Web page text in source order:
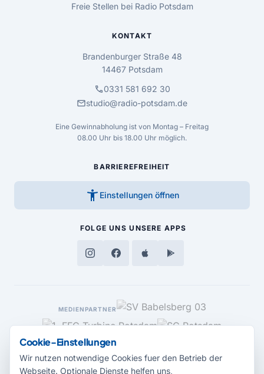
Freie Stellen bei Radio Potsdam
KONTAKT
Brandenburger Straße 48
14467 Potsdam
call0331 581 692 30
mailstudio@radio-potsdam.de
Eine Gewinnabholung ist von Montag – Freitag
08.00 Uhr bis 18.00 Uhr möglich.
BARRIEREFREIHEIT
accessibility_new Einstellungen öffnen
FOLGE UNS UNSERE APPS
MEDIENPARTNER
Cookie-Einstellungen
Wir nutzen notwendige Cookies fuer den Betrieb der
Webseite. Optionale Dienste helfen uns,